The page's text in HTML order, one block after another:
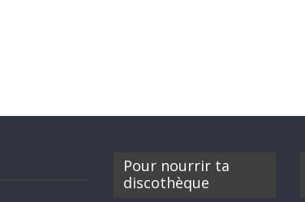
Pour nourrir ta
discothèque